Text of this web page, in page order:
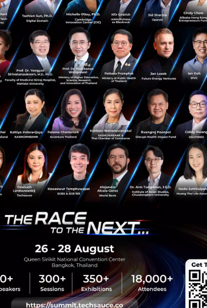
ล้านคน หรือ 1 ใน 3 ของประชากรไทย อยู่ในภาวะน้ำ
กินหรือโรคอ้วน ตัวเลขนี้ไม่ได้มาจากงานวิจัยที่ไหนไกล
จากปากของ ศ.นพ.สุเทพ อุดมแสวงทรัพย์ ผู้อำนวยการ
กษ์พุง คลินิ...
ม 29, 2026| ByTechsauce Team
Techsauce HealthTech ศ.นพ.สุเทพ อุดมแสวงทรัพย์
Healthspan Festival 2026
Summit
Trending Tags
Corporate Innovation
Digital Transformation
E-Commerce
Startup
Technology